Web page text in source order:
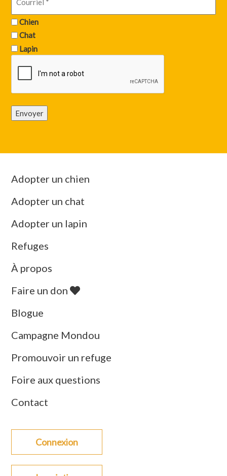
Chien
Chat
Lapin
Envoyer
Adopter un chien
Adopter un chat
Adopter un lapin
Refuges
À propos
Faire un don
Blogue
Campagne Mondou
Promouvoir un refuge
Foire aux questions
Contact
Connexion